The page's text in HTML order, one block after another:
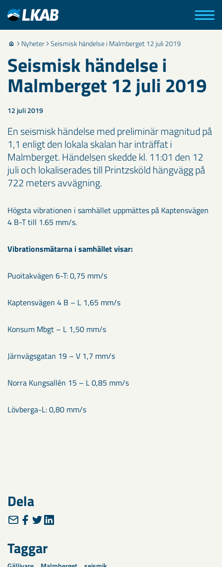
Nyheter Seismisk händelse i Malmberget 12 juli 2019
Seismisk händelse i
Malmberget 12 juli 2019
12 juli 2019
En seismisk händelse med preliminär magnitud på
1,1 enligt den lokala skalan har inträffat i
Malmberget. Händelsen skedde kl. 11:01 den 12
juli och lokaliserades till Printzsköld hängvägg på
722 meters avvägning.
Högsta vibrationen i samhället uppmättes på Kaptensvägen
4 B-T till 1.65 mm/s.
Vibrationsmätarna i samhället visar:
Puoitakvägen 6-T: 0,75 mm/s
Kaptensvägen 4 B – L 1,65 mm/s
Konsum Mbgt – L 1,50 mm/s
Järnvägsgatan 19 – V 1,7 mm/s
Norra Kungsallén 15 – L 0,85 mm/s
Lövberga-L: 0,80 mm/s
Dela
Taggar